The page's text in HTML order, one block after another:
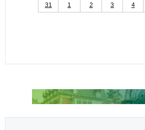
31
1 2 3 4